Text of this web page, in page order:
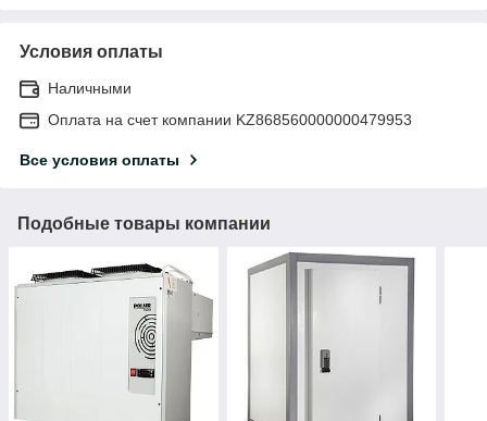
Условия оплаты
Наличными
Оплата на счет компании KZ868560000000479953
Все условия оплаты
Подобные товары компании